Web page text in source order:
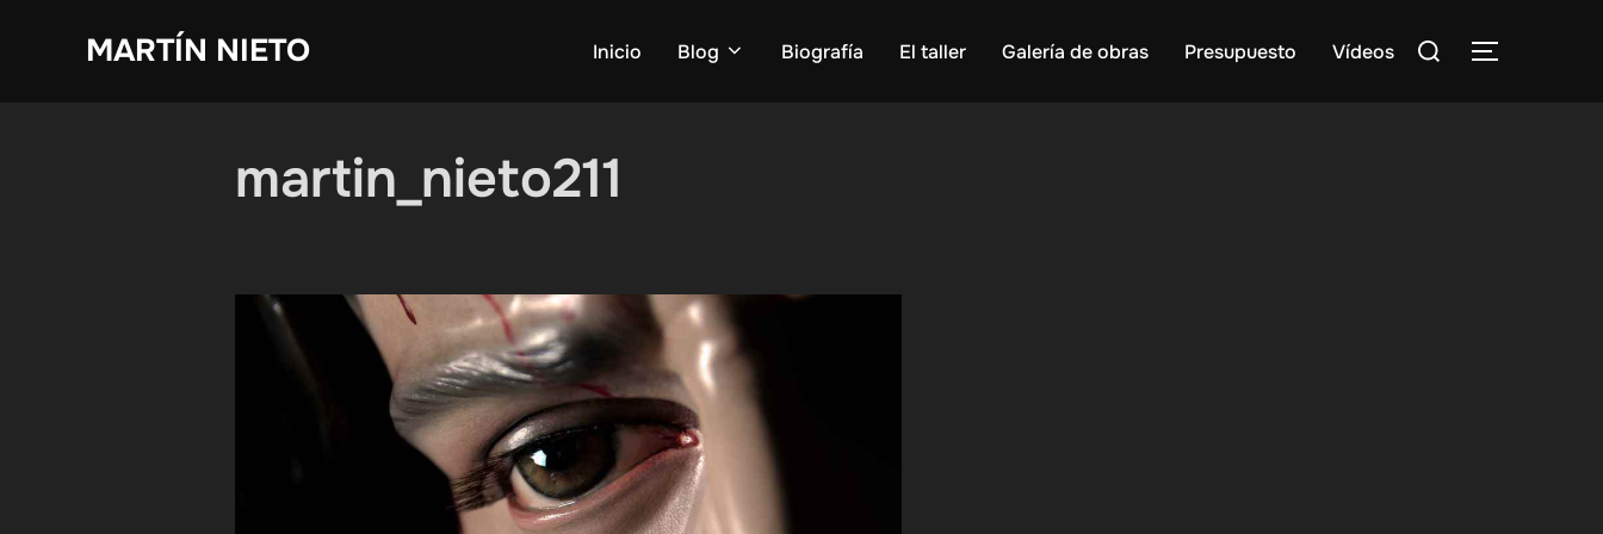
MARTÍN NIETO Inicio Blog Biografía El taller Galería de obras Presupuesto Vídeos
Buscar:
martin_nieto211